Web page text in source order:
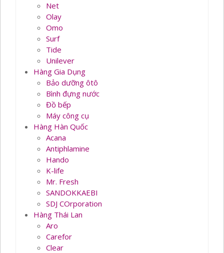
Net
Olay
Omo
Surf
Tide
Unilever
Hàng Gia Dụng
Bảo dưỡng ôtô
Bình đựng nước
Đồ bếp
Máy công cụ
Hàng Hàn Quốc
Acana
Antiphlamine
Hando
K-life
Mr. Fresh
SANDOKKAEBI
SDJ COrporation
Hàng Thái Lan
Aro
Carefor
Clear